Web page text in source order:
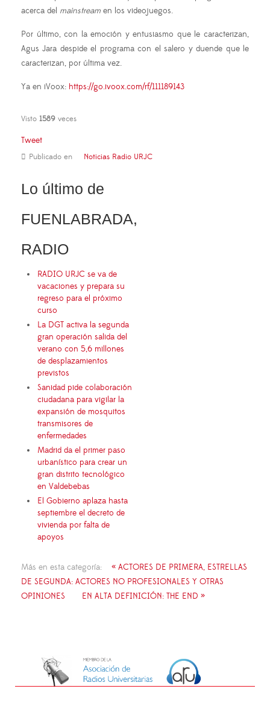
acerca del mainstream en los videojuegos.
Por último, con la emoción y entusiasmo que le caracterizan,
Agus Jara despide el programa con el salero y duende que le
caracterizan, por última vez.
Ya en iVoox: https://go.ivoox.com/rf/111189143
Visto 1589 veces
Tweet
Publicado en Noticias Radio URJC
Lo último de
FUENLABRADA,
RADIO
RADIO URJC se va de
vacaciones y prepara su
regreso para el próximo
curso
La DGT activa la segunda
gran operación salida del
verano con 5,6 millones
de desplazamientos
previstos
Sanidad pide colaboración
ciudadana para vigilar la
expansión de mosquitos
transmisores de
enfermedades
Madrid da el primer paso
urbanístico para crear un
gran distrito tecnológico
en Valdebebas
El Gobierno aplaza hasta
septiembre el decreto de
vivienda por falta de
apoyos
Más en esta categoría:
« ACTORES DE PRIMERA, ESTRELLAS
DE SEGUNDA: ACTORES NO PROFESIONALES Y OTRAS
OPINIONES
EN ALTA DEFINICIÓN: THE END »